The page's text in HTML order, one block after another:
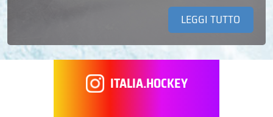
LEGGI TUTTO
ITALIA.HOCKEY